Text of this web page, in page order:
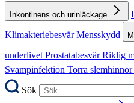
Inkontinens och urinläckage
KlimakteriebesvärMensskydd
underlivetProstatabesvärRiklig
Svampinfektion Torra slemhinnor
Sök